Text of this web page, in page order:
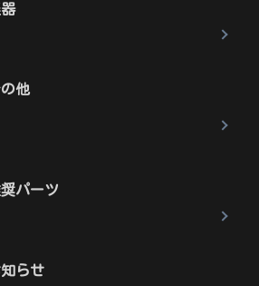
他
パーツ
らせ